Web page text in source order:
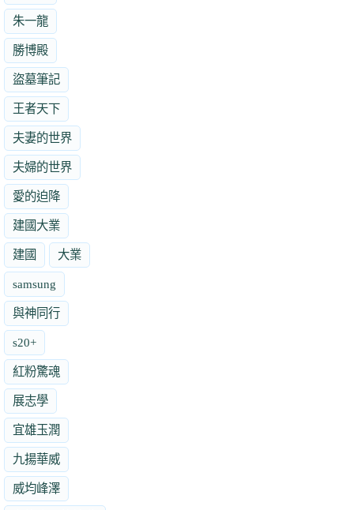
朱一龍
勝博殿
盜墓筆記
王者天下
夫妻的世界
夫婦的世界
愛的迫降
建國大業
建國 大業
samsung
與神同行
s20+
紅粉驚魂
展志學
宜雄玉潤
九揚華威
威均峰澤